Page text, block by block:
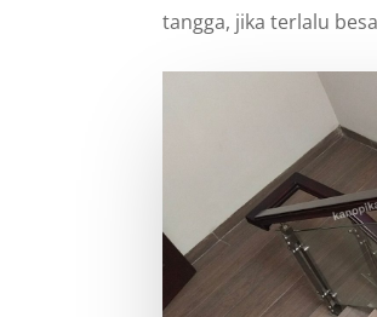
tangga, jika terlalu